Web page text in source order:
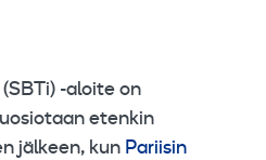
-aloite on
etenkin
jälkeen, kun Pariisin